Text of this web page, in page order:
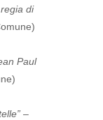
di
Paul
–